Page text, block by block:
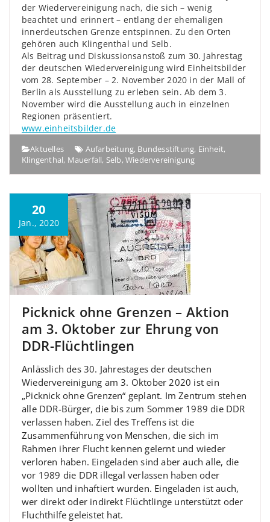
der Wiedervereinigung nach, die sich – wenig
beachtet und erinnert – entlang der ehemaligen
innerdeutschen Grenze entspinnen. Zu den Orten
gehören auch Klingenthal und Selb.
Als Beitrag und Diskussionsanstoß zum 30. Jahrestag
der deutschen Wiedervereinigung wird Einheitsbilder
vom 28. September – 2. November 2020 in der Mall of
Berlin als Ausstellung zu erleben sein. Ab dem 3.
November wird die Ausstellung auch in einzelnen
Regionen präsentiert.
www.einheitsbilder.de
Aktuelles Aufarbeitung, Bundesstiftung, Einheit,
Klingenthal, Mauerfall, Selb,Wiedervereinigung
20
Jan., 2020
Picknick ohne Grenzen – Aktion
am 3. Oktober zur Ehrung von
DDR-Flüchtlingen
Anlässlich des 30. Jahrestages der deutschen
Wiedervereinigung am 3. Oktober 2020 ist ein
„Picknick ohne Grenzen“ geplant. Im Zentrum stehen
alle DDR-Bürger, die bis zum Sommer 1989 die DDR
verlassen haben. Ziel des Treffens ist die
Zusammenführung von Menschen, die sich im
Rahmen ihrer Flucht kennen gelernt und wieder
verloren haben. Eingeladen sind aber auch alle, die
vor 1989 die DDR illegal verlassen haben oder
wollten und inhaftiert wurden. Eingeladen ist auch,
wer direkt oder indirekt Flüchtlinge unterstützt oder
Fluchthilfe geleistet hat.